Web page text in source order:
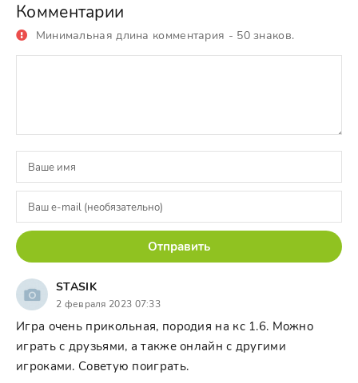
Комментарии
Минимальная длина комментария - 50 знаков.
Отправить
STASIK
2 февраля 2023 07:33
Игра очень прикольная, породия на кс 1.6. Можно
играть с друзьями, а также онлайн с другими
игроками. Советую поиграть.